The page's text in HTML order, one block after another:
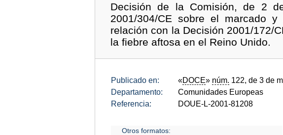
Decisión de la Comisión, de 2
2001/304/CE sobre el marcado
relación con la Decisión 2001/172/
la fiebre aftosa en el Reino Unido.
Publicado en: «DOCE» núm. 122, de 3 de
Departamento:
Comunidades Europeas
Referencia:
DOUE-L-2001-81208
Otros formatos: